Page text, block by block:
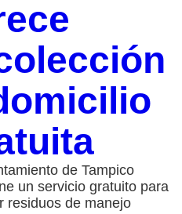
de Tampico
un servicio gratuito para
residuos de manejo